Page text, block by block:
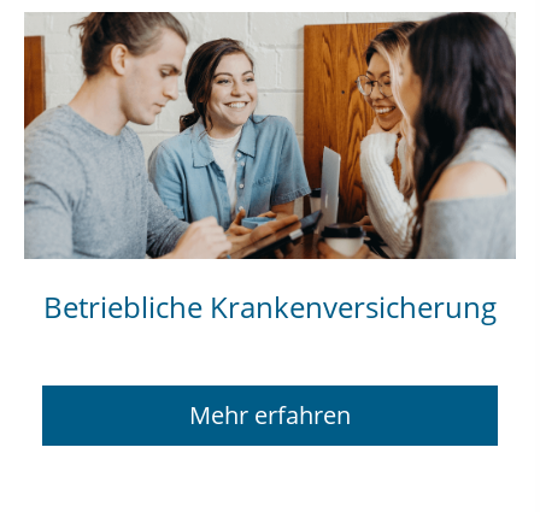
Betriebliche Krankenversicherung
Mehr erfahren